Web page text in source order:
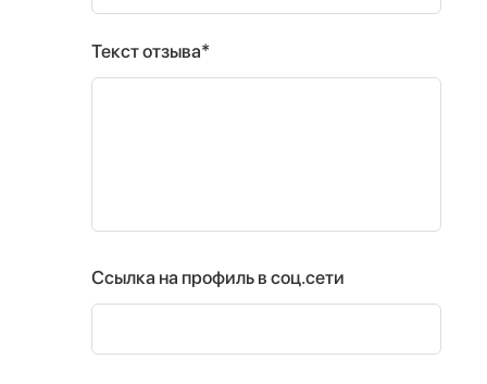
Текст отзыва*
Ссылка на профиль в соц.сети